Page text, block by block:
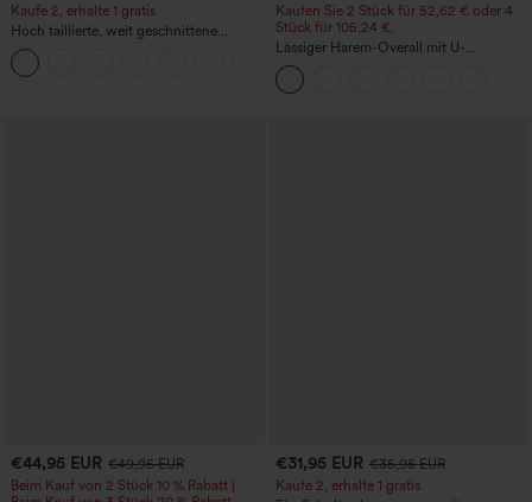
Kaufe 2, erhalte 1 gratis
Hoch taillierte, weit geschnittene
Freizeithose aus Leinenmischung mit
Kordelzug und Taschen
Kaufen Sie 2 Stück für 52,62 € oder 4
Stück für 105,24 €.
Lässiger Harem-Overall mit U-
Ausschnitt und Taschen - Easy Peezy
Edition
€44,95 EUR €49,95 EUR
Beim Kauf von 2 Stück 10 % Rabatt |
€31,95 EUR €35,95 EUR
Kaufe 2, erhalte 1 gratis